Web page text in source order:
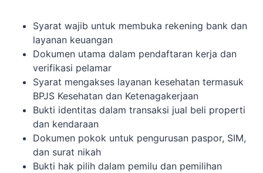
Syarat wajib untuk membuka rekening bank dan
layanan keuangan
Dokumen utama dalam pendaftaran kerja dan
verifikasi pelamar
Syarat mengakses layanan kesehatan termasuk
BPJS Kesehatan dan Ketenagakerjaan
Bukti identitas dalam transaksi jual beli properti
dan kendaraan
Dokumen pokok untuk pengurusan paspor, SIM,
dan surat nikah
Bukti hak pilih dalam pemilu dan pemilihan